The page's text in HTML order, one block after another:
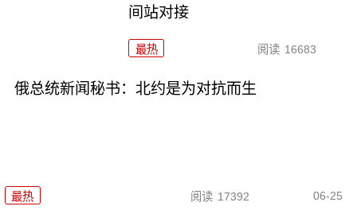
间站对接
最热 阅读 16683
俄总统新闻秘书：北约是为对抗而生
最热 阅读 17392 06-25